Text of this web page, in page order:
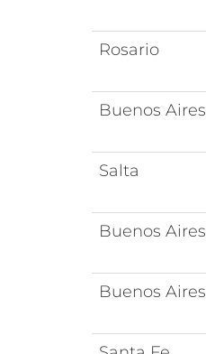
Rosario
Buenos Aires
Salta
Buenos Aires
Buenos Aires